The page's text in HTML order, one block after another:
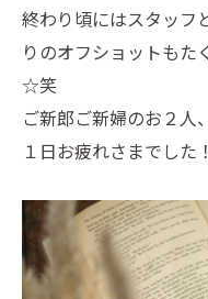
終わり頃にはスタッフ
りのオフショットもた
☆笑
ご新郎ご新婦のお２人
１日お疲れさまでした